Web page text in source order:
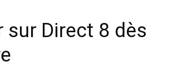
sur Direct 8 dès